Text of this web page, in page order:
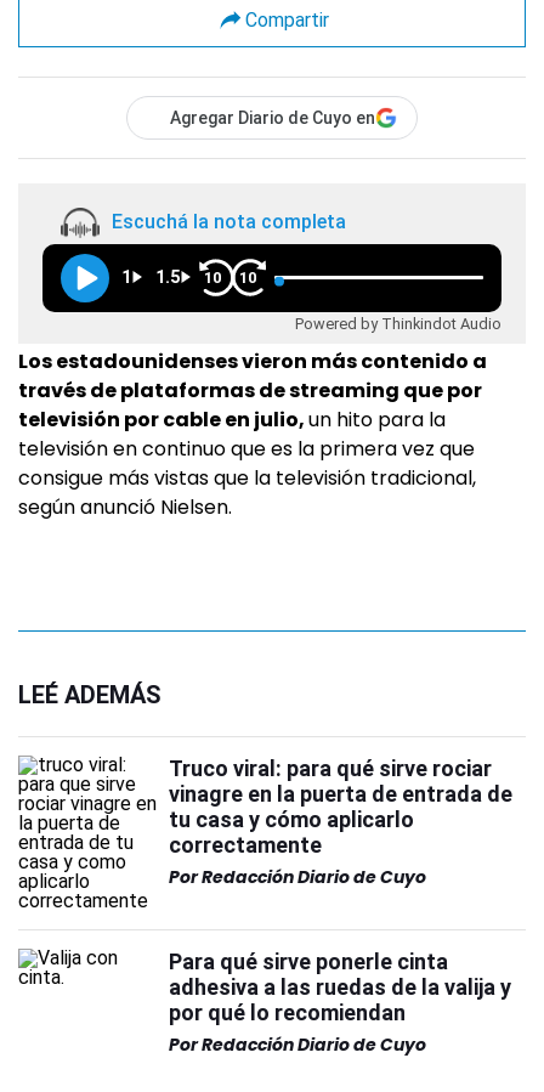
Compartir
Agregar Diario de Cuyo en
Escuchá la nota completa
1 1.5 10 10
Powered by Thinkindot Audio
Los estadounidenses vieron más contenido a
través de plataformas de streaming que por
televisión por cable en julio,un hito para la
televisión en continuo que es la primera vez que
consigue más vistas que la televisión tradicional,
según anunció Nielsen.
LEÉ ADEMÁS
Truco viral: para qué sirve rociar
vinagre en la puerta de entrada de
tu casa y cómo aplicarlo
correctamente
PorRedacción Diario de Cuyo
Para qué sirve ponerle cinta
adhesiva a las ruedas de la valija y
por qué lo recomiendan
PorRedacción Diario de Cuyo